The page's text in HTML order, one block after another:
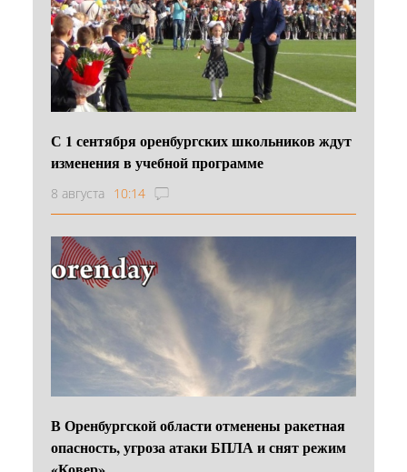
С 1 сентября оренбургских школьников ждут
изменения в учебной программе
8 августа 10:14
В Оренбургской области отменены ракетная
опасность, угроза атаки БПЛА и снят режим